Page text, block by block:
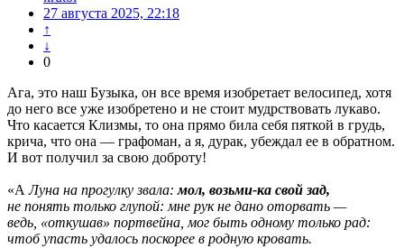
27 августа 2025, 22:18
↑
↓
0
Ага, это наш Бузыка, он все время изобретает велосипед, хотя
до него все уже изобретено и не стоит мудрствовать лукаво.
Что касается Клизмы, то она прямо била себя пяткой в грудь,
крича, что она — графоман, а я, дурак, убеждал ее в обратном.
И вот получил за свою доброту!
«АЛуна на прогулку звала:мол, возьми-ка свой зад,
не понять только глупой: мне рук не дано оторвать —
ведь, «откушав» портвейна, мог быть одному только рад:
чтоб упасть удалось поскорее в родную кровать.